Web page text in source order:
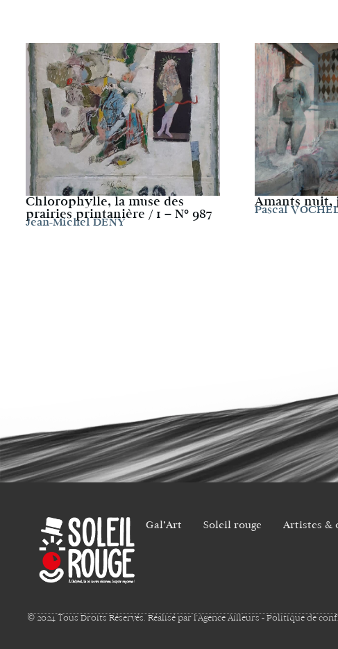
Chlorophylle, la muse des
prairies printanière / 1 – N° 987
Jean-Michel DENY
Amants nuit,
Pascal
Gal’Art Soleil rouge Artistes &
© 2024 Tous Droits Réservés. Réalisé parl'Agence Ailleurs -Politique de